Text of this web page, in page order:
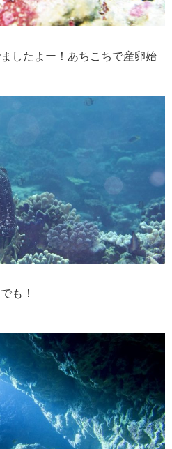
したよー！あちこちで産卵始
も！